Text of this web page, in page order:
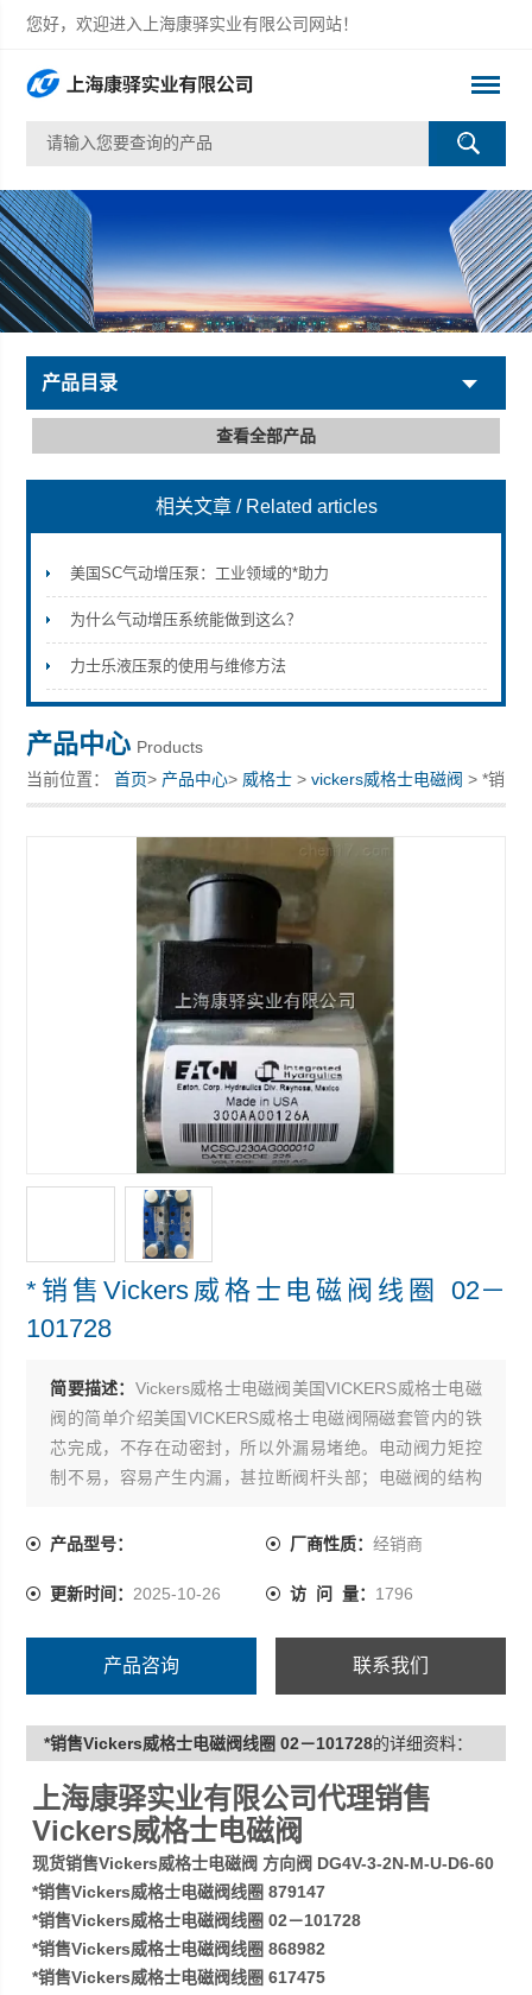
您好，欢迎进入上海康驿实业有限公司网站！
上海康驿实业有限公司
产品目录
查看全部产品
相关文章 / Related articles
美国SC气动增压泵：工业领域的*助力
为什么气动增压系统能做到这么？
力士乐液压泵的使用与维修方法
产品中心 Products
当前位置：首页> 产品中心> 威格士 >vickers威格士电磁阀 > *销
售Vickers威格士电磁阀线圈 02－101728
*销售Vickers威格士电磁阀线圈 02－
101728
简要描述： Vickers威格士电磁阀美国VICKERS威格士电磁
阀的简单介绍美国VICKERS威格士电磁阀隔磁套管内的铁
芯完成，不存在动密封，所以外漏易堵绝。电动阀力矩控
制不易，容易产生内漏，甚拉断阀杆头部；电磁阀的结构
－101728
产品型号： 厂商性质： 经销商
更新时间： 2025-10-26 访 问 量： 1796
产品咨询 联系我们
*销售Vickers威格士电磁阀线圈 02－101728的详细资料：
上海康驿实业有限公司代理销售
Vickers威格士电磁阀
现货销售Vickers威格士电磁阀 方向阀 DG4V-3-2N-M-U-D6-60
*销售Vickers威格士电磁阀线圈 879147
*销售Vickers威格士电磁阀线圈 02－101728
*销售Vickers威格士电磁阀线圈 868982
*销售Vickers威格士电磁阀线圈 617475